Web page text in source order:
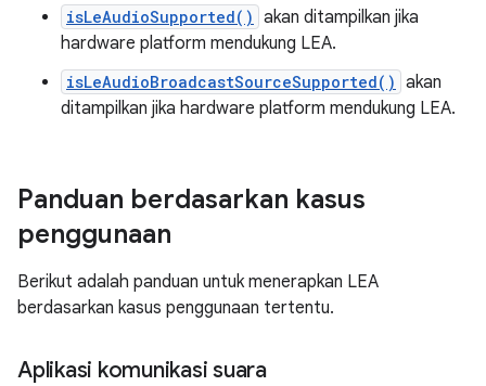
isLeAudioSupported() akan ditampilkan jika
hardware platform mendukung LEA.
isLeAudioBroadcastSourceSupported() akan
ditampilkan jika hardware platform mendukung LEA.
Panduan berdasarkan kasus
penggunaan
Berikut adalah panduan untuk menerapkan LEA
berdasarkan kasus penggunaan tertentu.
Aplikasi komunikasi suara